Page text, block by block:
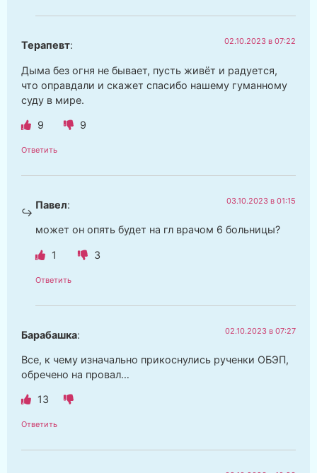
Терапевт: 02.10.2023 в 07:22
Дыма без огня не бывает, пусть живёт и радуется,
что оправдали и скажет спасибо нашему гуманному
суду в мире.
9 9
Ответить
Павел: 03.10.2023 в 01:15
может он опять будет на гл врачом 6 больницы?
1 3
Ответить
Барабашка: 02.10.2023 в 07:27
Все, к чему изначально прикоснулись рученки ОБЭП,
обречено на провал…
13
Ответить